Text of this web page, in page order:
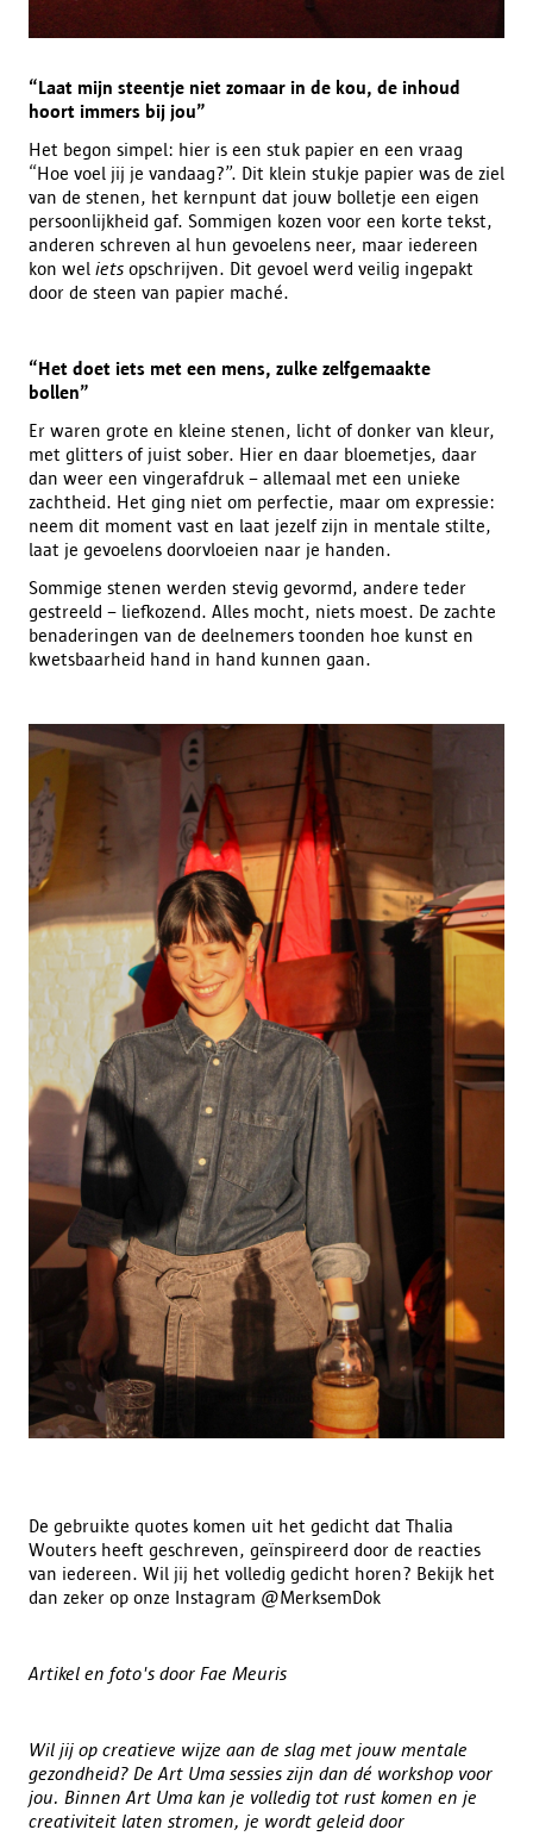
“Laat mijn steentje niet zomaar in de kou, de inhoud
hoort immers bij jou”
Het begon simpel: hier is een stuk papier en een vraag
“Hoe voel jij je vandaag?”. Dit klein stukje papier was de ziel
van de stenen, het kernpunt dat jouw bolletje een eigen
persoonlijkheid gaf. Sommigen kozen voor een korte tekst,
anderen schreven al hun gevoelens neer, maar iedereen
kon wel iets opschrijven. Dit gevoel werd veilig ingepakt
door de steen van papier maché.
“Het doet iets met een mens, zulke zelfgemaakte
bollen”
Er waren grote en kleine stenen, licht of donker van kleur,
met glitters of juist sober. Hier en daar bloemetjes, daar
dan weer een vingerafdruk – allemaal met een unieke
zachtheid. Het ging niet om perfectie, maar om expressie:
neem dit moment vast en laat jezelf zijn in mentale stilte,
laat je gevoelens doorvloeien naar je handen.
Sommige stenen werden stevig gevormd, andere teder
gestreeld – liefkozend. Alles mocht, niets moest. De zachte
benaderingen van de deelnemers toonden hoe kunst en
kwetsbaarheid hand in hand kunnen gaan.
De gebruikte quotes komen uit het gedicht dat Thalia
Wouters heeft geschreven, geïnspireerd door de reacties
van iedereen. Wil jij het volledig gedicht horen? Bekijk het
dan zeker op onze Instagram @MerksemDok
Artikel en foto's door Fae Meuris
Wil jij op creatieve wijze aan de slag met jouw mentale
gezondheid? De Art Uma sessies zijn dan dé workshop voor
jou. Binnen Art Uma kan je volledig tot rust komen en je
creativiteit laten stromen, je wordt geleid door